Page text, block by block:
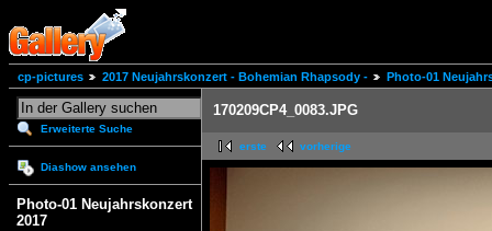
cp-pictures 2017 Neujahrskonzert - Bohemian Rhapsody - Photo-01
Erweiterte Suche
Diashow ansehen
Photo-01 Neujahrskonzert
2017
170209CP4_0083.JPG
erste vorherige